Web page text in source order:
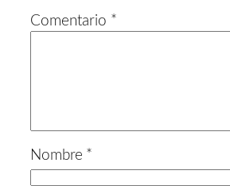
Comentario *
Nombre *